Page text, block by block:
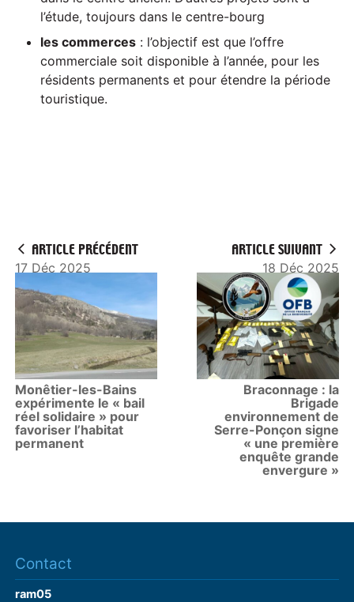
l’étude, toujours dans le centre-bourg
les commerces : l’objectif est que l’offre
commerciale soit disponible à l’année, pour les
résidents permanents et pour étendre la période
touristique.
ARTICLE PRÉCÉDENT
17 Déc 2025
Monêtier-les-Bains
expérimente le « bail
réel solidaire » pour
favoriser l’habitat
permanent
ARTICLE SUIVANT
18 Déc 2025
Braconnage : la
Brigade
environnement de
Serre-Ponçon signe
« une première
enquête grande
envergure »
Contact
ram05